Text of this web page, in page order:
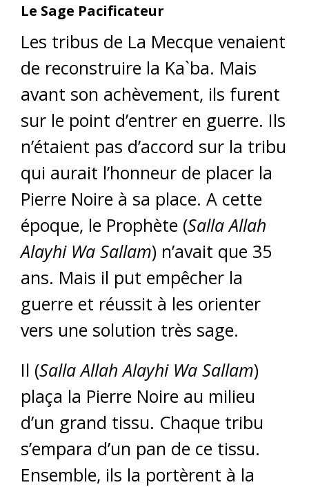
Le Sage Pacificateur
Les tribus de La Mecque venaient
de reconstruire la Ka`ba. Mais
avant son achèvement, ils furent
sur le point d’entrer en guerre. Ils
n’étaient pas d’accord sur la tribu
qui aurait l’honneur de placer la
Pierre Noire à sa place. A cette
époque, le Prophète (Salla Allah
Alayhi Wa Sallam) n’avait que 35
ans. Mais il put empêcher la
guerre et réussit à les orienter
vers une solution très sage.
Il (Salla Allah Alayhi Wa Sallam)
plaça la Pierre Noire au milieu
d’un grand tissu. Chaque tribu
s’empara d’un pan de ce tissu.
Ensemble, ils la portèrent à la